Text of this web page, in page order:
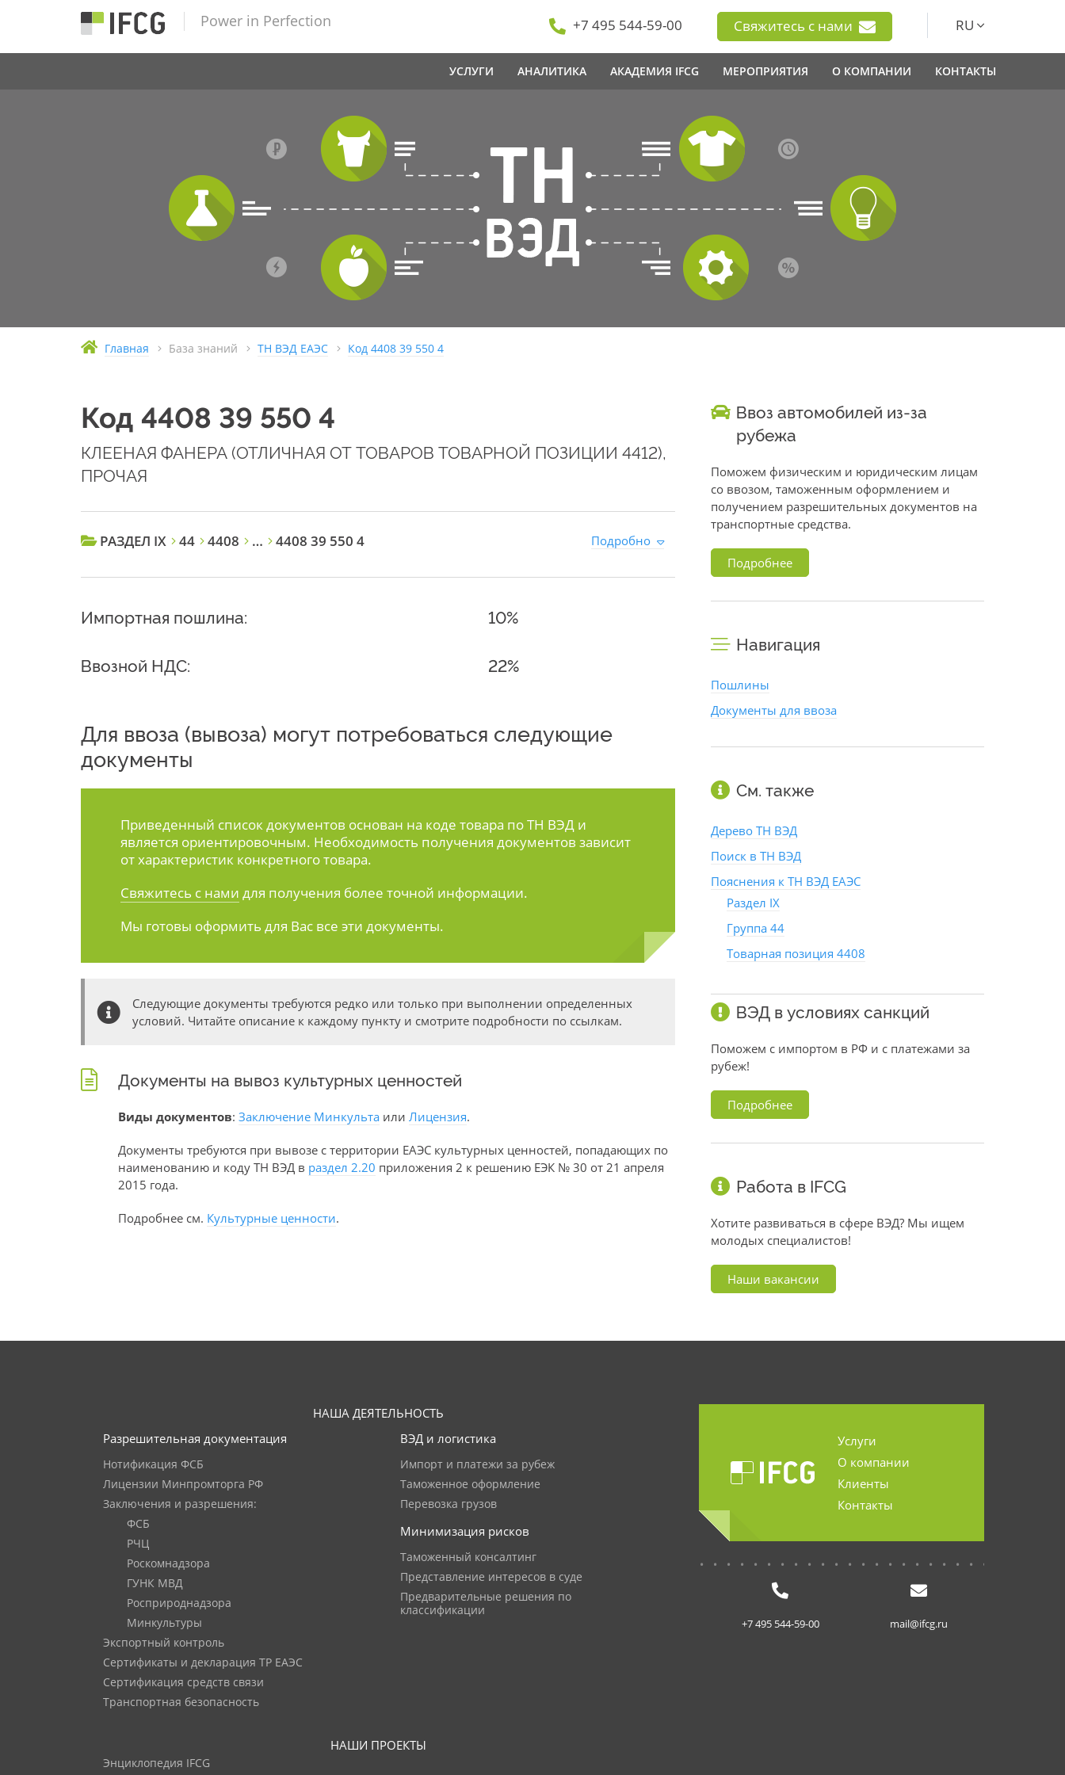
Power in Perfection +7 495 544-59-00 Свяжитесь с нами RU
УСЛУГИ АНАЛИТИКА АКАДЕМИЯ IFCG МЕРОПРИЯТИЯ О КОМПАНИИ КОНТАКТЫ
Главная База знаний ТН ВЭД ЕАЭС Код 4408 39 550 4
Код 4408 39 550 4
КЛЕЕНАЯ ФАНЕРА (ОТЛИЧНАЯ ОТ ТОВАРОВ ТОВАРНОЙ ПОЗИЦИИ 4412),
ПРОЧАЯ
РАЗДЕЛ IX 44 4408 … 4408 39 550 4 Подробно
Импортная пошлина: 10%
Ввозной НДС: 22%
Для ввоза (вывоза) могут потребоваться следующие
документы
Приведенный список документов основан на коде товара по ТН ВЭД и
является ориентировочным. Необходимость получения документов зависит
от характеристик конкретного товара.
Свяжитесь с нами для получения более точной информации.
Мы готовы оформить для Вас все эти документы.
Следующие документы требуются редко или только при выполнении определенных
условий. Читайте описание к каждому пункту и смотрите подробности по ссылкам.
Документы на вывоз культурных ценностей
Виды документов: Заключение Минкульта или Лицензия.
Документы требуются при вывозе с территории ЕАЭС культурных ценностей, попадающих по
наименованию и коду ТН ВЭД в раздел 2.20 приложения 2 к решению ЕЭК № 30 от 21 апреля
2015 года.
Подробнее см. Культурные ценности.
Ввоз автомобилей из-за
рубежа
Поможем физическим и юридическим лицам
со ввозом, таможенным оформлением и
получением разрешительных документов на
транспортные средства.
Подробнее
Навигация
Пошлины
Документы для ввоза
См. также
Дерево ТН ВЭД
Поиск в ТН ВЭД
Пояснения к ТН ВЭД ЕАЭС
Раздел IX
Группа 44
Товарная позиция 4408
ВЭД в условиях санкций
Поможем с импортом в РФ и с платежами за
рубеж!
Подробнее
Работа в IFCG
Хотите развиваться в сфере ВЭД? Мы ищем
молодых специалистов!
Наши вакансии
НАША ДЕЯТЕЛЬНОСТЬ
Разрешительная документация
Нотификация ФСБ
Лицензии Минпромторга РФ
Заключения и разрешения:
ФСБ
РЧЦ
Роскомнадзора
ГУНК МВД
Росприроднадзора
Минкультуры
Экспортный контроль
Сертификаты и декларация ТР ЕАЭС
Сертификация средств связи
Транспортная безопасность
ВЭД и логистика
Импорт и платежи за рубеж
Таможенное оформление
Перевозка грузов
Минимизация рисков
Таможенный консалтинг
Представление интересов в суде
Предварительные решения по
классификации
НАШИ ПРОЕКТЫ
Энциклопедия IFCG
Услуги
О компании
Клиенты
Контакты
+7 495 544-59-00 mail@ifcg.ru